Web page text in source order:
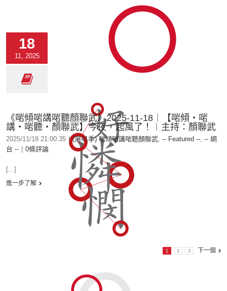
18
11, 2025
《啱傾啱講啱聽顏聯武》2025-11-18︱【啱傾‧啱
講‧啱聽‧顏聯武】今夜，起風了！︱主持：顏聯武
2025/11/18 21:00:35 | (第41季) 啱傾啱講啱聽顏聯武, -- Featured --, -- 網
台 --
0條評論
[...]
進一步了解
1 2 3 下一個